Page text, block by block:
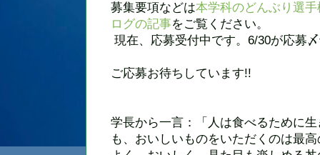
募集要項などは本学科のどんぶり選
ログの記事をご覧ください。
現在、応募受付中です。6/30が応募
ご応募お待ちしています!!
学長から一言：「人は食べるために
も、おいしいものをいただくのは最